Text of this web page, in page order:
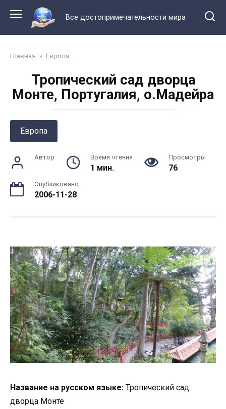
контенту
Все достопримечательности мира
Главная » Европа
Тропический сад дворца
Монте, Португалия, о.Мадейра
Европа
Автор Время чтения
1 мин.
Просмотры
76
Опубликовано
2006-11-28
Название на русском языке: Тропический сад
дворца Монте